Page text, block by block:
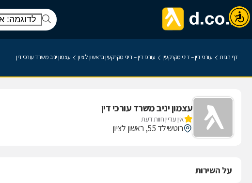
דף הבית עורכי דין – דיני מקרקעין עורכי דין – דיני מקרקעין בראשון לציון עצמון יניב משרד עורכי דין
עצמון יניב משרד עורכי דין
אין עדיין חוות דעת
רוטשילד 55, ראשון לציון
על השירות